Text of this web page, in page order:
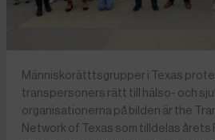
Människorätttsgrupper i Texas
transpersoners rätt till hälso- och
organisationerna på bilden är the
Network of Texas som tilldelas årets